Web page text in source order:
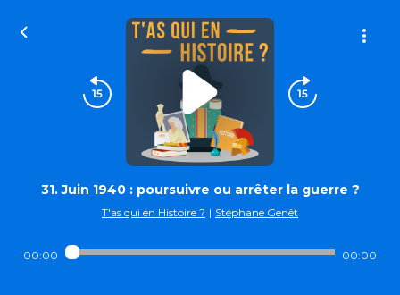
31. Juin 1940 : poursuivre ou arrêter la guerre ?
T'as qui en Histoire ? | Stéphane Genêt
00:00 00:00